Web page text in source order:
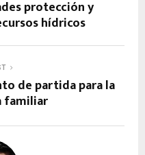
protección y
hídricos
de partida para la
familiar